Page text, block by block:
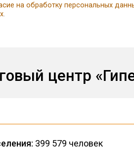
на обработку персональных
.
центр
399 579 человек